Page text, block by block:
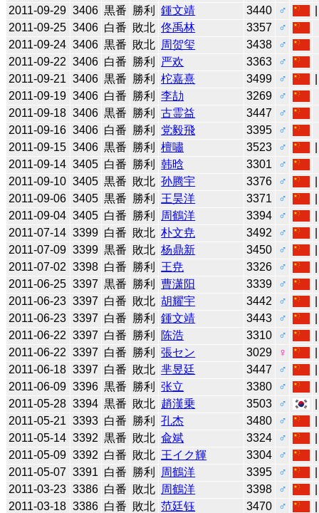
2011-09-29 3406 黒番 勝利 鍾文靖 3440 ♂
2011-09-25 3406 白番 敗北 佟禹林 3357
♂
2011-09-24 3406 黒番 敗北 周贺玺 3438
♂
2011-09-22 3406 白番 勝利 严欢 3363
♂
2011-09-21 3406 黒番 勝利 柁嘉熹 3499 ♂
2011-09-19 3406 白番 勝利 李劼 3269
♂
2011-09-18 3406 黒番 勝利 古霊益 3447
♂
2011-09-16 3406 白番 勝利 党毅飛 3395
♂
2011-09-15 3406 黒番 勝利 檀嘯 3523 ♂
2011-09-14 3405 白番 勝利 韩晗 3301
♂
2011-09-10 3405 黒番 敗北 孙腾宇 3376 ♂
2011-09-06 3405 黒番 勝利 王昊洋 3371 ♂
2011-09-04 3405 白番 勝利 周鶴洋 3394 ♂
2011-07-14 3399 白番 敗北 朴文尭 3492 ♂
2011-07-09 3399 黒番 敗北 杨鼎新 3450 ♂
2011-07-02 3398 白番 勝利 王尭 3326 ♂
2011-06-25 3397 黒番 勝利 曹潇阳 3339 ♂
2011-06-23 3397 白番 敗北 胡耀宇 3442 ♂
2011-06-23 3397 白番 勝利 鍾文靖 3443 ♂
2011-06-22 3397 白番 勝利 陈浩 3310 ♂
2011-06-22 3397 白番 勝利 張セン 3029 ♀
2011-06-18 3397 白番 敗北 芈昱廷 3447 ♂
2011-06-09 3396 黒番 勝利 张立 3380 ♂
2011-05-28 3394 黒番 敗北 趙漢乗 3503 ♂
2011-05-21 3393 白番 勝利 孔杰 3480 ♂
2011-05-14 3392 黒番 敗北 兪斌 3324 ♂
2011-05-09 3392 白番 敗北 王イク輝 3304 ♂
2011-05-07 3391 白番 勝利 周鶴洋 3395 ♂
2011-03-23 3386 白番 敗北 周鶴洋 3398 ♂
2011-03-18 3386 白番 敗北 范廷钰 3470 ♂